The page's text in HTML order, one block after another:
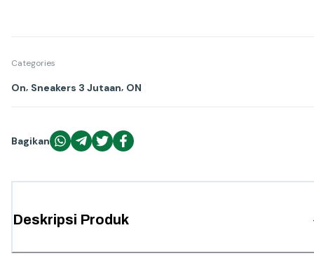
Categories
On, Sneakers 3 Jutaan, ON
Bagikan
Deskripsi Produk